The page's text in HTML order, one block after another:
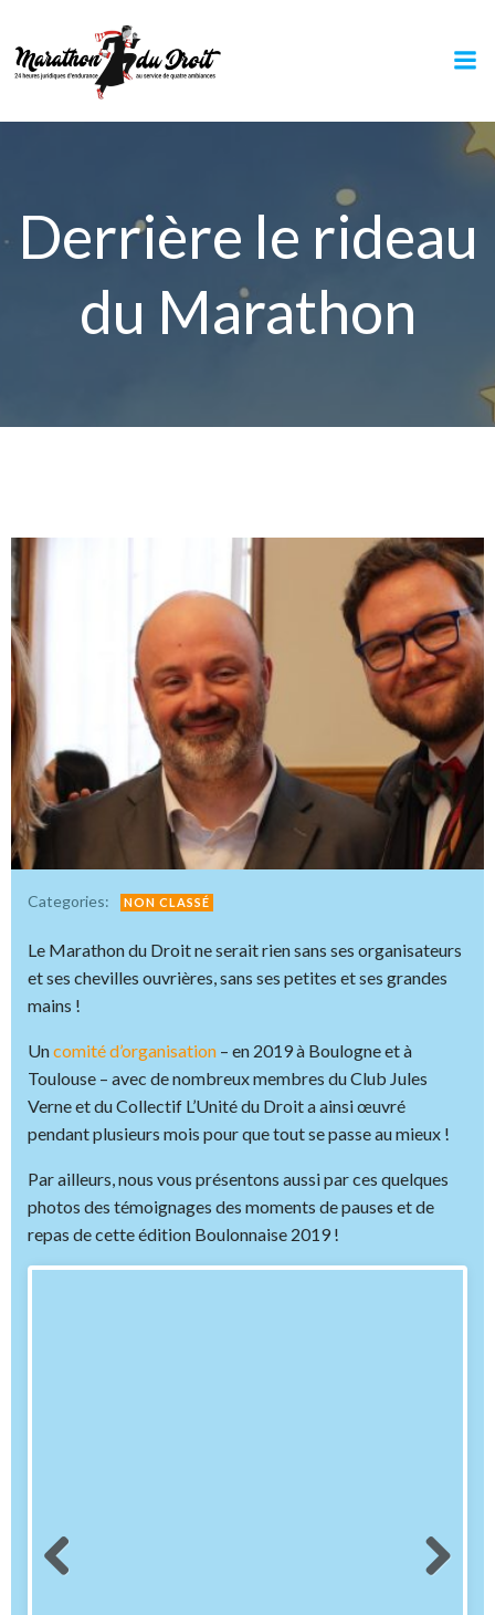
Derrière le rideau
du Marathon
Categories: NON CLASSÉ
Le Marathon du Droit ne serait rien sans ses organisateurs
et ses chevilles ouvrières, sans ses petites et ses grandes
mains !
Uncomité d’organisation – en 2019 à Boulogne et à
Toulouse – avec de nombreux membres du Club Jules
Verne et du Collectif L’Unité du Droit a ainsi œuvré
pendant plusieurs mois pour que tout se passe au mieux !
Par ailleurs, nous vous présentons aussi par ces quelques
photos des témoignages des moments de pauses et de
repas de cette édition Boulonnaise 2019 !